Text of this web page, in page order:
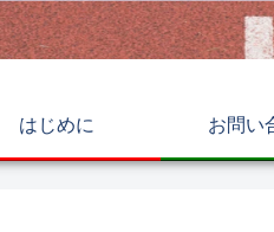
はじめに お問い